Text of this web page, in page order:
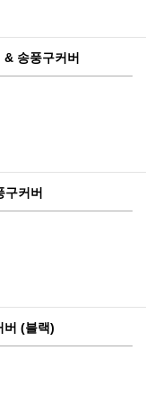
송풍구커버
구커버
버 (블랙)